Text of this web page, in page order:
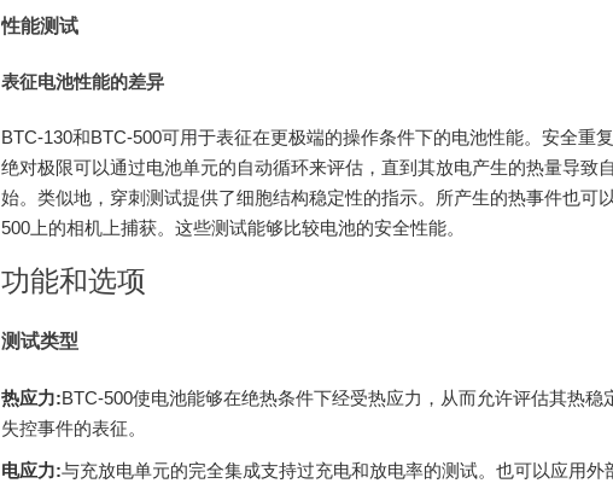
性能测试
表征电池性能的差异
BTC-130和BTC-500可用于表征在更极端的操作条件下的电池性能。安全重
绝对极限可以通过电池单元的自动循环来评估，直到其放电产生的热量导致
始。类似地，穿刺测试提供了细胞结构稳定性的指示。所产生的热事件也可
500上的相机上捕获。这些测试能够比较电池的安全性能。
功能和选项
测试类型
热应力:BTC-500使电池能够在绝热条件下经受热应力，从而允许评估其热稳
失控事件的表征。
电应力:与充放电单元的完全集成支持过充电和放电率的测试。也可以应用外